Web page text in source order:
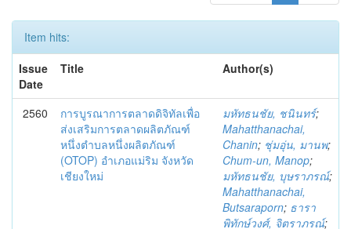
Item hits:
Issue
Date
Title Author(s)
2560
การบูรณาการตลาดดิจิทัลเพื่อ
ส่งเสริมการตลาดผลิตภัณฑ์
หนึ่งตำบลหนึ่งผลิตภัณฑ์
(OTOP) อำเภอแม่ริม จังหวัด
เชียงใหม่
มหัทธนชัย, ชนินทร์;
Mahatthanachai,
Chanin; ชุ่มอุ่น, มานพ;
Chum-un, Manop;
มหัทธนชัย, บุษราภรณ์;
Mahatthanachai,
Butsaraporn; ธารา
พิทักษ์วงศ์, จิตราภรณ์;